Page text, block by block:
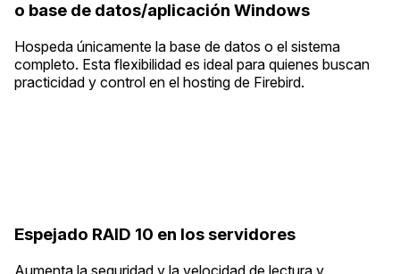
o base de datos/aplicación Windows
Hospeda únicamente la base de datos o el sistema
completo. Esta flexibilidad es ideal para quienes buscan
practicidad y control en el hosting de Firebird.
Espejado RAID 10 en los servidores
Aumenta la seguridad y la velocidad de lectura y